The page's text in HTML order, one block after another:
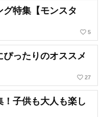
グ特集【モンスタ
favorite_border 5
ぴったりのオススメ
favorite_border 27
子供も大人も楽し